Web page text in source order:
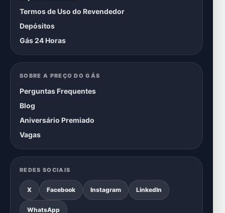
Termos de Uso do Revendedor
Depósitos
Gás 24 Horas
SOBRE A PREÇO DO GÁS
Perguntas Frequentes
Blog
Aniversário Premiado
Vagas
REDES SOCIAIS
X Facebook Instagram LinkedIn
WhatsApp